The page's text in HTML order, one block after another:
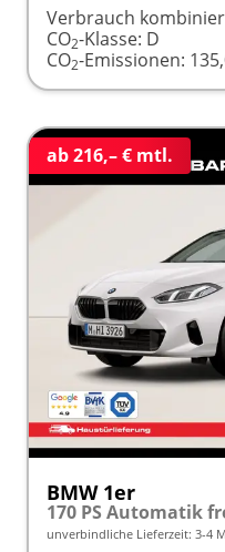
Verbrauch
CO2-Klasse: D
CO2-Emissionen:
ab 216,– € mtl.
BMW 1er
170 PS Automatik
unverbindliche Lieferzeit: 3-4